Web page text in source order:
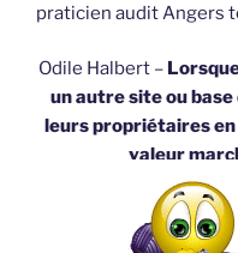
praticien audit Angers
Odile Halbert –
un autre site ou base
leurs propriétaires
valeur